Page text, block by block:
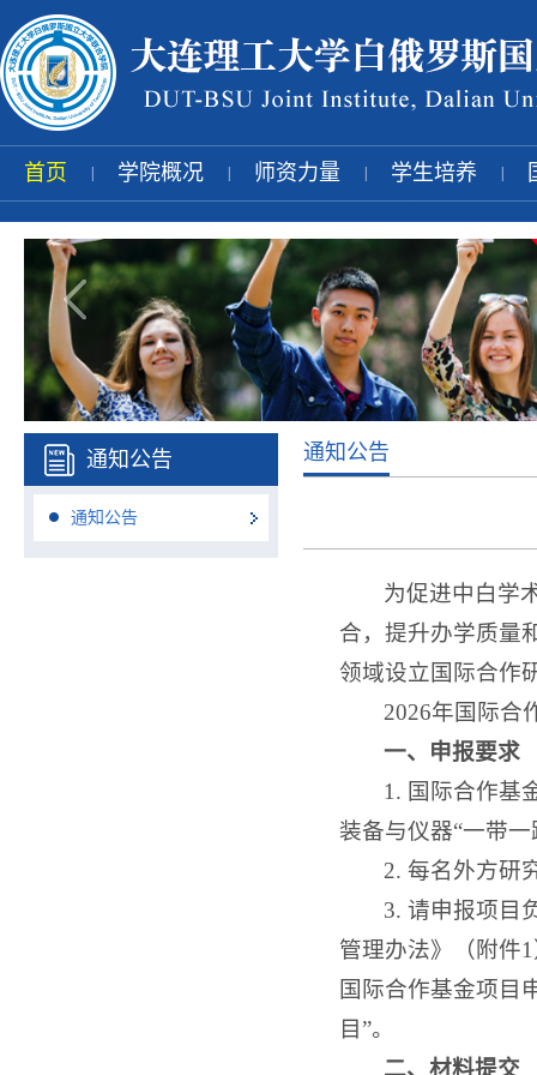
首页 学院概况 师资力量 学生培养
通知公告
通知公告
通知公告
为促进中白学
合，提升办学质量
领域设立国际合作
2026年国际合
一、 申报要求
1. 国际合作基
装备与仪器“一带
2. 每名外方研
3. 请申报项目
管理办法》（附件
国际合作基金项目
目”。
二、材料提交